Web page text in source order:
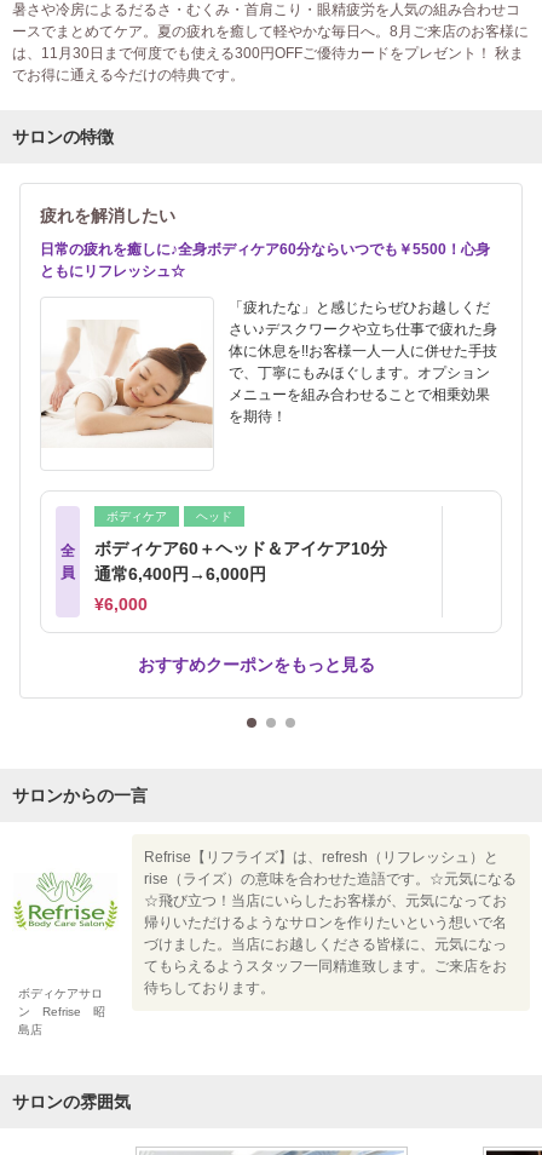
暑さや冷房によるだるさ・むくみ・首肩こり・眼精疲労を人気の組み合わせコ
ースでまとめてケア。夏の疲れを癒して軽やかな毎日へ。8月ご来店のお客様に
は、11月30日まで何度でも使える300円OFFご優待カードをプレゼント！ 秋ま
でお得に通える今だけの特典です。
サロンの特徴
疲れを解消したい
日常の疲れを癒しに♪全身ボディケア60分ならいつでも￥5500！心身
ともにリフレッシュ☆
「疲れたな」と感じたらぜひお越しくだ
さい♪デスクワークや立ち仕事で疲れた身
体に休息を!!お客様一人一人に併せた手技
で、丁寧にもみほぐします。オプション
メニューを組み合わせることで相乗効果
を期待！
全
員
ボディケア ヘッド
ボディケア60＋ヘッド＆アイケア10分
通常6,400円→6,000円
¥6,000
おすすめクーポンをもっと見る
サロンからの一言
ボディケアサロ
ン Refrise 昭
島店
Refrise【リフライズ】は、refresh（リフレッシュ）と
rise（ライズ）の意味を合わせた造語です。☆元気になる
☆飛び立つ！当店にいらしたお客様が、元気になってお
帰りいただけるようなサロンを作りたいという想いで名
づけました。当店にお越しくださる皆様に、元気になっ
てもらえるようスタッフ一同精進致します。ご来店をお
待ちしております。
サロンの雰囲気